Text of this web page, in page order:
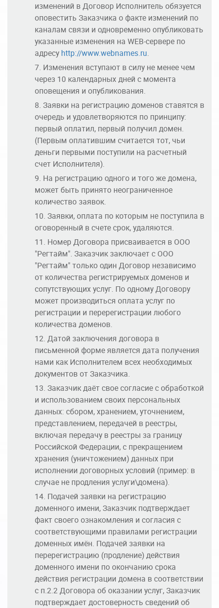
изменений в Договор Исполнитель обязуется
оповестить Заказчика о факте изменений по
каналам связи и одновременно опубликовать
указанные изменения на WEB-сервере по
адресу http://www.webnames.ru.
Изменения вступают в силу не менее чем
через 10 календарных дней с момента
оповещения и опубликования.
Заявки на регистрацию доменов ставятся в
очередь и удовлетворяются по принципу:
первый оплатил, первый получил домен.
(Первым оплатившим считается тот, чьи
деньги первыми поступили на расчетный
счет Исполнителя).
На регистрацию одного и того же домена,
может быть принято неограниченное
количество заявок.
Заявки, оплата по которым не поступила в
оговоренный в счете срок, удаляются.
Номер Договора присваивается в ООО
"Регтайм". Заказчик заключает с ООО
"Регтайм" только один Договор независимо
от количества регистрируемых доменов и
сопутствующих услуг. По одному Договору
может производиться оплата услуг по
регистрации и перерегистрации любого
количества доменов.
Датой заключения договора в
письменной форме является дата получения
нами как Исполнителем всех необходимых
документов от Заказчика.
Заказчик даёт свое согласие с обработкой
и использованием своих персональных
данных: сбором, хранением, уточнением,
представлением, передачей в реестры,
включая передачу в реестры за границу
Российской Федерации, с прекращением
хранения (уничтожением) данных при
исполнении договорных условий (пример: в
случае не продления услуги\домена).
Подачей заявки на регистрацию
доменного имени, Заказчик подтверждает
факт своего ознакомления и согласия с
соответствующими правилами регистрации
доменных имён. Подачей заявки на
перерегистрацию (продление) действия
доменного имени по окончанию срока
действия регистрации домена в соответствии
с п.2.2 Договора об оказании услуг, Заказчик
подтверждает достоверность сведений об